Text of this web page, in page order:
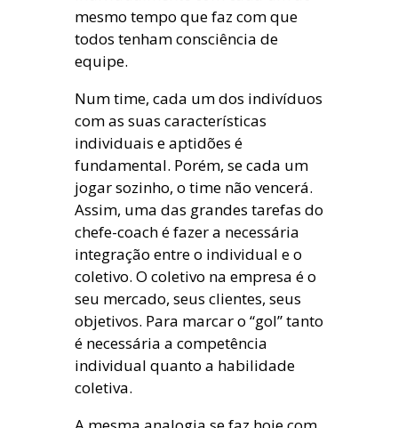
mesmo tempo que faz com que
todos tenham consciência de
equipe.
Num time, cada um dos indivíduos
com as suas características
individuais e aptidões é
fundamental. Porém, se cada um
jogar sozinho, o time não vencerá.
Assim, uma das grandes tarefas do
chefe-coach é fazer a necessária
integração entre o individual e o
coletivo. O coletivo na empresa é o
seu mercado, seus clientes, seus
objetivos. Para marcar o “gol” tanto
é necessária a competência
individual quanto a habilidade
coletiva.